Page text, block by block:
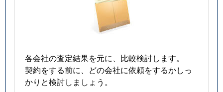
各会社の査定結果を元に、比較検討します。
契約をする前に、どの会社に依頼をするかしっ
かりと検討しましょう。